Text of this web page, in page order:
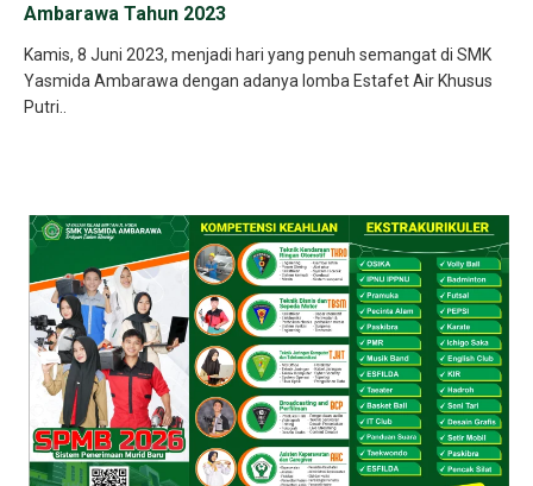
Ambarawa Tahun 2023
Kamis, 8 Juni 2023, menjadi hari yang penuh semangat di SMK
Yasmida Ambarawa dengan adanya lomba Estafet Air Khusus
Putri..